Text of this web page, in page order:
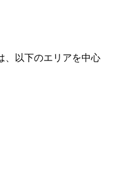
、以下のエリアを中心